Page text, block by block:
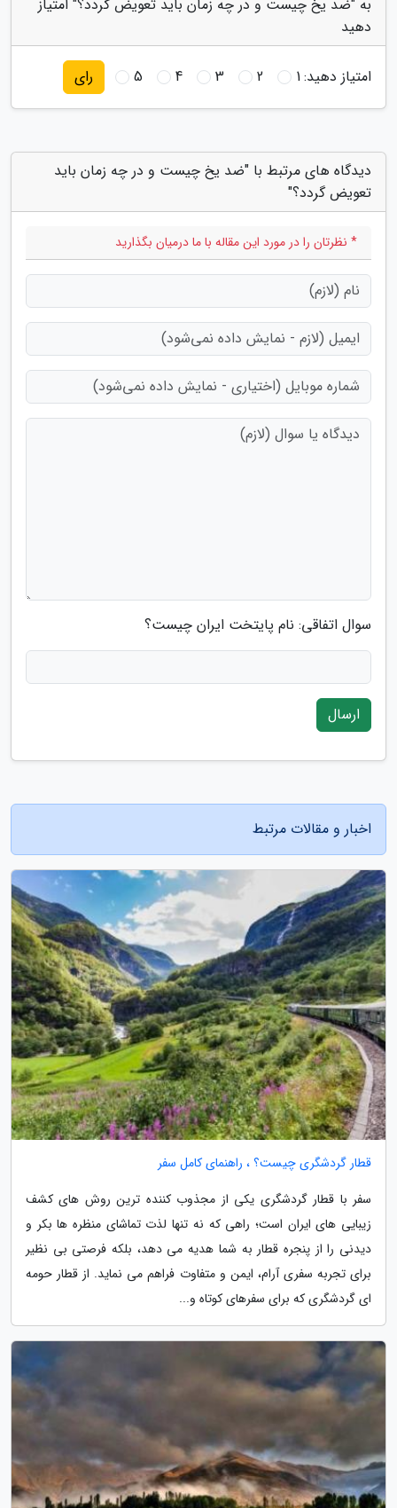
به "ضد یخ چیست و در چه زمان باید تعویض گردد؟" امتیاز
دهید
امتیاز دهید:1
2
3
4
5 رای
دیدگاه های مرتبط با "ضد یخ چیست و در چه زمان باید
تعویض گردد؟"
* نظرتان را در مورد این مقاله با ما درمیان بگذارید
سوال اتفاقی: نام پایتخت ایران چیست؟
ارسال
اخبار و مقالات مرتبط
قطار گردشگری چیست؟ ، راهنمای کامل سفر
سفر با قطار گردشگری یکی از مجذوب کننده ترین روش های کشف
زیبایی های ایران است؛ راهی که نه تنها لذت تماشای منظره ها بکر و
دیدنی را از پنجره قطار به شما هدیه می دهد، بلکه فرصتی بی نظیر
برای تجربه سفری آرام، ایمن و متفاوت فراهم می نماید. از قطار حومه
ای گردشگری که برای سفرهای کوتاه و...